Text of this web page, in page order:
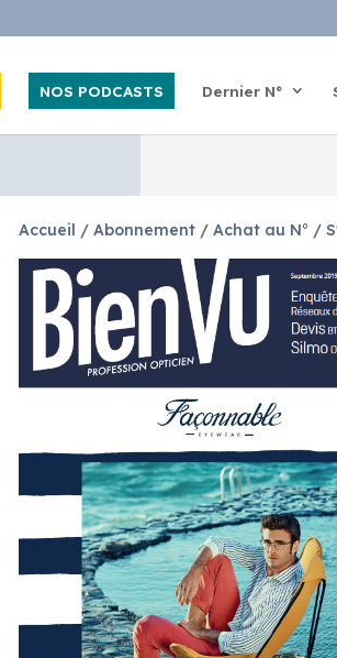
NOS PODCASTS Dernier N°
Accueil /Abonnement /Achat au N° /